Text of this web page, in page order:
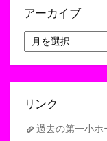
アーカイブ
ー
カ
リンク
過去の第一小ホ